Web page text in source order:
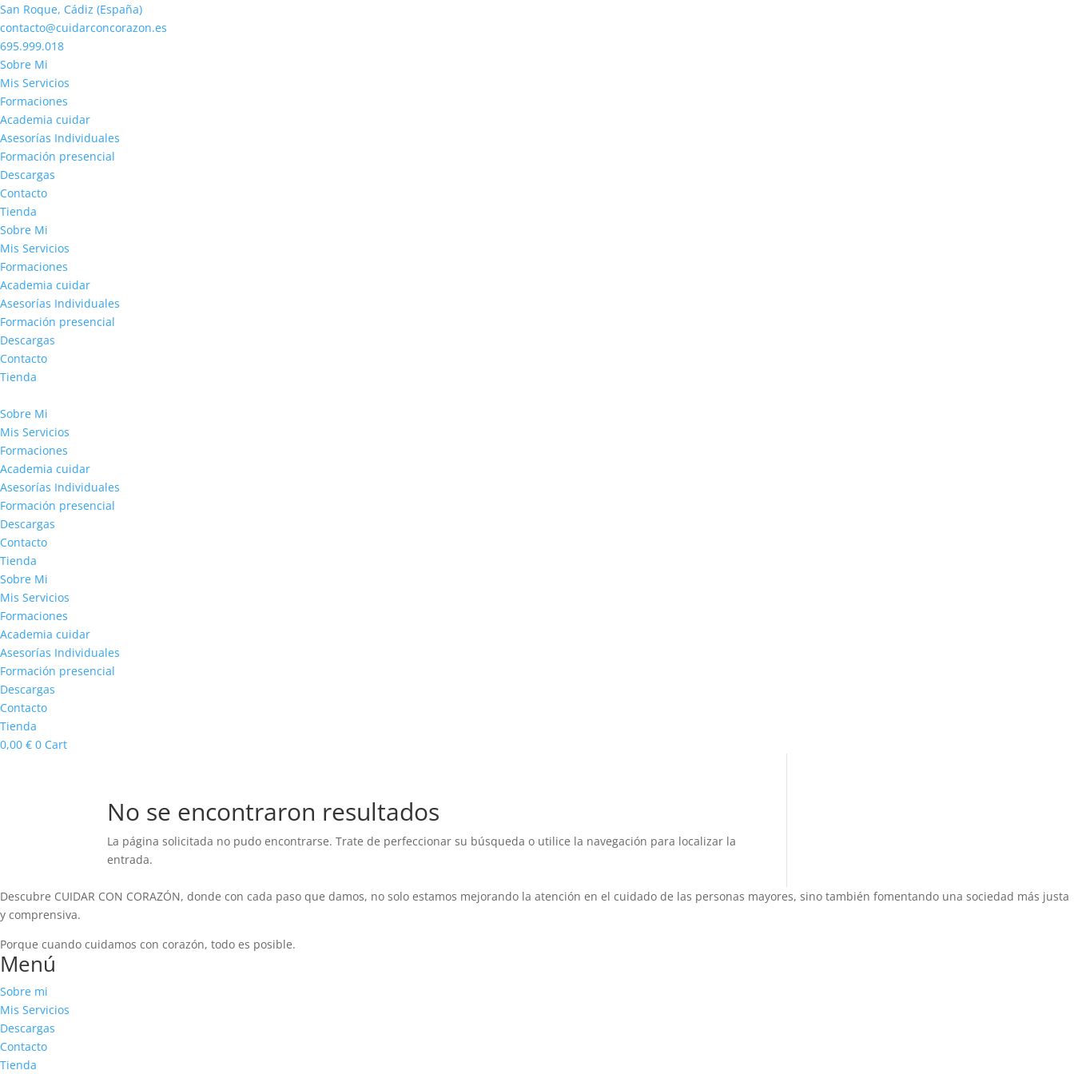
San Roque, Cádiz (España)
contacto@cuidarconcorazon.es
695.999.018
Sobre Mi
Mis Servicios
Formaciones
Academia cuidar
Asesorías Individuales
Formación presencial
Descargas
Contacto
Tienda
Sobre Mi
Mis Servicios
Formaciones
Academia cuidar
Asesorías Individuales
Formación presencial
Descargas
Contacto
Tienda
Sobre Mi
Mis Servicios
Formaciones
Academia cuidar
Asesorías Individuales
Formación presencial
Descargas
Contacto
Tienda
Sobre Mi
Mis Servicios
Formaciones
Academia cuidar
Asesorías Individuales
Formación presencial
Descargas
Contacto
Tienda
0,00 € 0 Cart
No se encontraron resultados
La página solicitada no pudo encontrarse. Trate de perfeccionar su búsqueda o utilice la navegación para localizar la
entrada.
Descubre CUIDAR CON CORAZÓN, donde con cada paso que damos, no solo estamos mejorando la atención en el cuidado de las personas mayores, sino también fomentando una sociedad más justa
y comprensiva.
Porque cuando cuidamos con corazón, todo es posible.
Menú
Sobre mi
Mis Servicios
Descargas
Contacto
Tienda